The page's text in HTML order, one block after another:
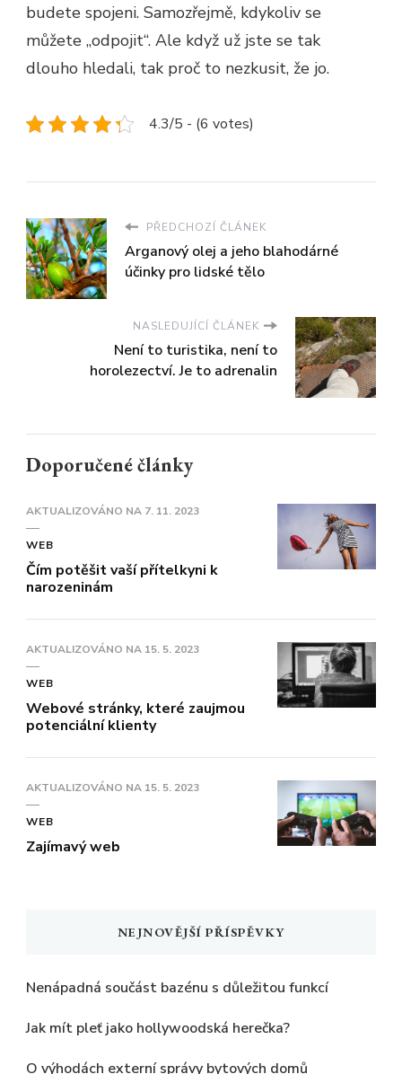
budete spojeni. Samozřejmě, kdykoliv se
můžete „odpojit“. Ale když už jste se tak
dlouho hledali, tak proč to nezkusit, že jo.
4.3/5 - (6 votes)
PŘEDCHOZÍ ČLÁNEK
Arganový olej a jeho blahodárné
účinky pro lidské tělo
NASLEDUJÍCÍ ČLÁNEK
Není to turistika, není to
horolezectví. Je to adrenalin
Doporučené články
AKTUALIZOVÁNO NA 7. 11. 2023
WEB
Čím potěšit vaší přítelkyni k
narozeninám
AKTUALIZOVÁNO NA 15. 5. 2023
WEB
Webové stránky, které zaujmou
potenciální klienty
AKTUALIZOVÁNO NA 15. 5. 2023
WEB
Zajímavý web
NEJNOVĚJŠÍ PŘÍSPĚVKY
Nenápadná součást bazénu s důležitou funkcí
Jak mít pleť jako hollywoodská herečka?
O výhodách externí správy bytových domů